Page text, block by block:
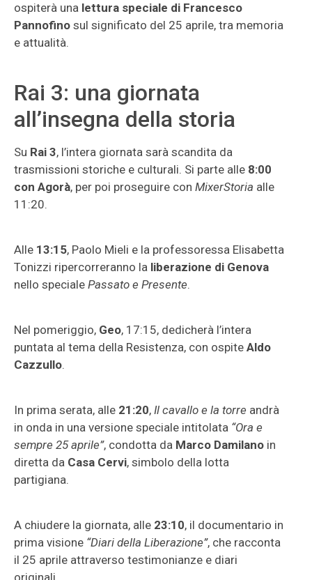
ospiterà una lettura speciale di Francesco
Pannofino sul significato del 25 aprile, tra memoria
e attualità.
Rai 3: una giornata
all’insegna della storia
Su Rai 3, l’intera giornata sarà scandita da
trasmissioni storiche e culturali. Si parte alle 8:00
con Agorà, per poi proseguire con MixerStoria alle
11:20.
Alle 13:15, Paolo Mieli e la professoressa Elisabetta
Tonizzi ripercorreranno la liberazione di Genova
nello speciale Passato e Presente.
Nel pomeriggio, Geo, 17:15, dedicherà l’intera
puntata al tema della Resistenza, con ospite Aldo
Cazzullo.
In prima serata, alle 21:20, Il cavallo e la torre andrà
in onda in una versione speciale intitolata “Ora e
sempre 25 aprile”, condotta da Marco Damilano in
diretta da Casa Cervi, simbolo della lotta
partigiana.
A chiudere la giornata, alle 23:10, il documentario in
prima visione “Diari della Liberazione”, che racconta
il 25 aprile attraverso testimonianze e diari
originali.